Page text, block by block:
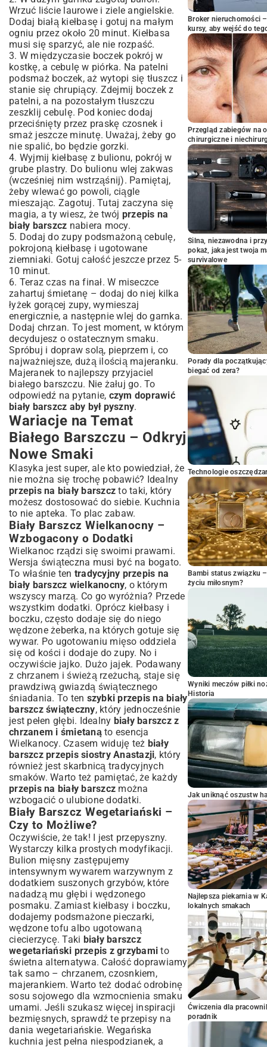
Wrzuć liście laurowe i ziele angielskie.
Dodaj białą kiełbasę i gotuj na małym
ogniu przez około 20 minut. Kiełbasa
musi się sparzyć, ale nie rozpaść.
3. W międzyczasie boczek pokrój w
kostkę, a cebulę w piórka. Na patelni
podsmaż boczek, aż wytopi się tłuszcz i
stanie się chrupiący. Zdejmij boczek z
patelni, a na pozostałym tłuszczu
zeszklij cebulę. Pod koniec dodaj
przeciśnięty przez praskę czosnek i
smaż jeszcze minutę. Uważaj, żeby go
nie spalić, bo będzie gorzki.
4. Wyjmij kiełbasę z bulionu, pokrój w
grube plastry. Do bulionu wlej zakwas
(wcześniej nim wstrząśnij). Pamiętaj,
żeby wlewać go powoli, ciągle
mieszając. Zagotuj. Tutaj zaczyna się
magia, a ty wiesz, że twój przepis na
biały barszcz nabiera mocy.
5. Dodaj do zupy podsmażoną cebulę,
pokrojoną kiełbasę i ugotowane
ziemniaki. Gotuj całość jeszcze przez 5-
10 minut.
6. Teraz czas na finał. W miseczce
zahartuj śmietanę – dodaj do niej kilka
łyżek gorącej zupy, wymieszaj
energicznie, a następnie wlej do garnka.
Dodaj chrzan. To jest moment, w którym
decydujesz o ostatecznym smaku.
Spróbuj i dopraw solą, pieprzem i, co
najważniejsze, dużą ilością majeranku.
Majeranek to najlepszy przyjaciel
białego barszczu. Nie żałuj go. To
odpowiedź na pytanie, czym doprawić
biały barszcz aby był pyszny.
Wariacje na Temat
Białego Barszczu – Odkryj
Nowe Smaki
Klasyka jest super, ale kto powiedział, że
nie można się trochę pobawić? Idealny
przepis na biały barszcz to taki, który
możesz dostosować do siebie. Kuchnia
to nie apteka. To plac zabaw.
Biały Barszcz Wielkanocny –
Wzbogacony o Dodatki
Wielkanoc rządzi się swoimi prawami.
Wersja świąteczna musi być na bogato.
To właśnie ten tradycyjny przepis na
biały barszcz wielkanocny, o którym
wszyscy marzą. Co go wyróżnia? Przede
wszystkim dodatki. Oprócz kiełbasy i
boczku, często dodaje się do niego
wędzone żeberka, na których gotuje się
wywar. Po ugotowaniu mięso oddziela
się od kości i dodaje do zupy. No i
oczywiście jajko. Dużo jajek. Podawany
z chrzanem i świeżą rzeżuchą, staje się
prawdziwą gwiazdą świątecznego
śniadania. To ten szybki przepis na biały
barszcz świąteczny, który jednocześnie
jest pełen głębi. Idealny biały barszcz z
chrzanem i śmietanąto esencja
Wielkanocy. Czasem widuję też biały
barszcz przepis siostry Anastazji, który
również jest skarbnicą tradycyjnych
smaków. Warto też pamiętać, że każdy
przepis na biały barszcz można
wzbogacić o ulubione dodatki.
Biały Barszcz Wegetariański –
Czy to Możliwe?
Oczywiście, że tak! I jest przepyszny.
Wystarczy kilka prostych modyfikacji.
Bulion mięsny zastępujemy
intensywnym wywarem warzywnym z
dodatkiem suszonych grzybów, które
nadadzą mu głębi i wędzonego
posmaku. Zamiast kiełbasy i boczku,
dodajemy podsmażone pieczarki,
wędzone tofu albo ugotowaną
ciecierzycę. Taki biały barszcz
wegetariański przepis z grzybami to
świetna alternatywa. Całość doprawiamy
tak samo – chrzanem, czosnkiem,
majerankiem. Warto też dodać odrobinę
sosu sojowego dla wzmocnienia smaku
umami. Jeśli szukasz więcej inspiracji
bezmięsnych, sprawdź te przepisy na
dania wegetariańskie. Wegańska
kuchnia jest pełna niespodzianek, a
Broker nieruchomości
kursy, aby wejść do
Przegląd zabiegów na
chirurgiczne i
Silna, niezawodna i
pokaż, jaka jest twoja
survivalowe
Porady dla
biegać od zera?
Technologie
Bambi status związku
życiu miłosnym?
Wyniki meczów piłki
Historia
Jak uniknąć oszustw
Najlepsza piekarnia w
lokalnych smakach
Ćwiczenia dla
poradnik